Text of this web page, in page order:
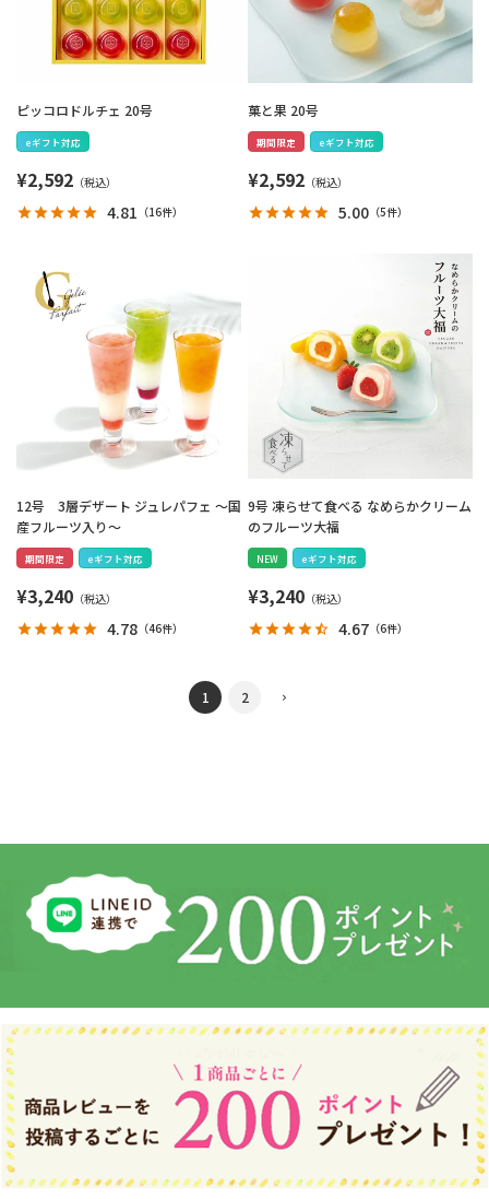
ピッコロドルチェ 20号
eギフト対応
¥2,592
4.81 （16件）
菓と果 20号
期間限定 eギフト対応
¥2,592
5.00 （5件）
12号 3層デザート ジュレパフェ ～国
産フルーツ入り～
期間限定 eギフト対応
¥3,240
4.78 （46件）
9号 凍らせて食べる なめらかクリーム
のフルーツ大福
NEW eギフト対応
¥3,240
4.67 （6件）
1 2